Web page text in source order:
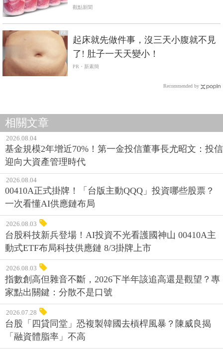
觀點新聞
PR
起床就先做件事，沒三天小腹就不見
了! 肚子一天天變小！
PR・新素簡
Recommended by
相關文章
2026.08.04
基金規模2年增近70%！第一金投信董事長尤昭文：投信
迎向大資產管理時代
2026.08.04
00410A正式掛牌！「台版主動QQQ」投資哪些股票？
一次看懂AI供應鏈布局
2026.08.03
台股科技新兵登場！AI投資不光看護國神山 00410A主
動式ETF布局科技供應鏈 8/3掛牌上市
2026.08.03
指數創高但雜音不斷，2026下半年該追高還是觀望？專
家點出關鍵：分散不是口號
2026.07.28
台股「四貸同堂」恐複製韓國去槓桿風暴？陳威良揭
「融資體脂率」不高